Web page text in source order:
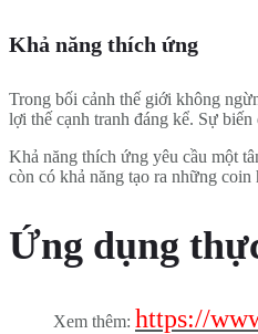
Khả năng thích ứng
Trong bối cảnh thế giới không
lợi thế cạnh tranh đáng kể. Sự
Khả năng thích ứng yêu cầu một
còn có khả năng tạo ra những
Ứng dụng
Xem thêm: https://